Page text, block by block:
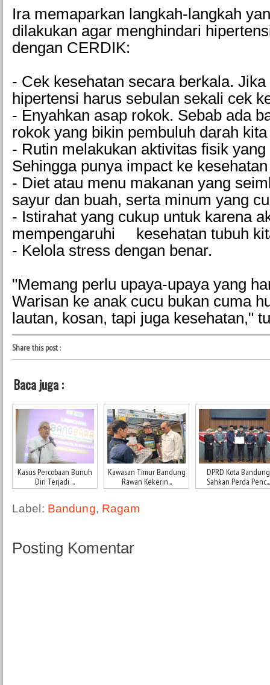
Ira memaparkan langkah-langkah
dilakukan agar menghindari
dengan CERDIK:
- Cek kesehatan secara berkala.
hipertensi harus sebulan sekali cek
- Enyahkan asap rokok. Sebab ada
rokok yang bikin pembuluh darah
- Rutin melakukan aktivitas fisik
Sehingga punya impact ke
- Diet atau menu makanan yang
sayur dan buah, serta minum yang
- Istirahat yang cukup untuk karena
mempengaruhi kesehatan tubuh
- Kelola stress dengan benar.
"Memang perlu upaya-upaya yang
Warisan ke anak cucu bukan cuma
lautan, kosan, tapi juga kesehatan,"
Share this post:
Baca juga :
Kasus Percobaan Bunuh
Diri Terjadi ...
Kawasan Timur Bandung
Rawan Kekerin...
DPRD Kota Bandung
Sahkan Perda Penc...
Label: Bandung, Ragam
Posting Komentar